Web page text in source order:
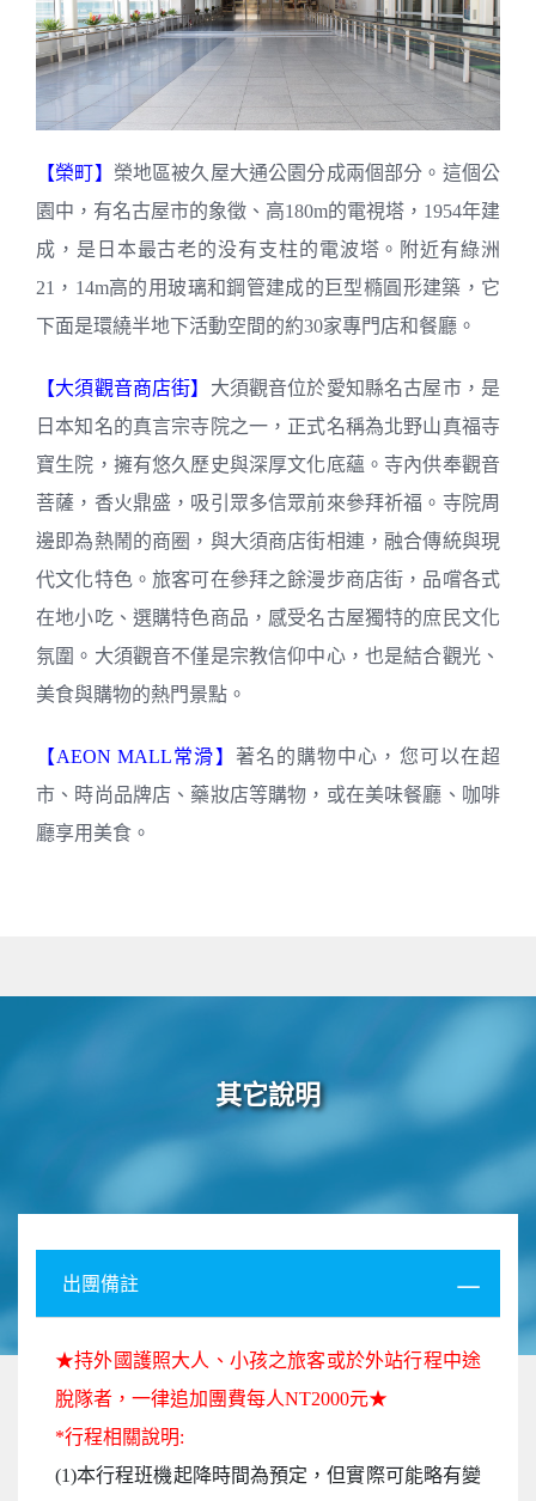
【榮町】 榮地區被久屋大通公園分成兩個部分。這個公
園中，有名古屋市的象徵、高180m的電視塔，1954年建
成，是日本最古老的没有支柱的電波塔。附近有綠洲
21，14m高的用玻璃和鋼管建成的巨型橢圓形建築，它
下面是環繞半地下活動空間的約30家專門店和餐廳。
【大須觀音商店街】 大須觀音位於愛知縣名古屋市，是
日本知名的真言宗寺院之一，正式名稱為北野山真福寺
寶生院，擁有悠久歷史與深厚文化底蘊。寺內供奉觀音
菩薩，香火鼎盛，吸引眾多信眾前來參拜祈福。寺院周
邊即為熱鬧的商圈，與大須商店街相連，融合傳統與現
代文化特色。旅客可在參拜之餘漫步商店街，品嚐各式
在地小吃、選購特色商品，感受名古屋獨特的庶民文化
氛圍。大須觀音不僅是宗教信仰中心，也是結合觀光、
美食與購物的熱門景點。
【AEON MALL常滑】 著名的購物中心，您可以在超
市、時尚品牌店、藥妝店等購物，或在美味餐廳、咖啡
廳享用美食。
其它說明
出團備註
★持外國護照大人、小孩之旅客或於外站行程中途
脫隊者，一律追加團費每人NT2000元★
*行程相關說明:
(1)本行程班機起降時間為預定，但實際可能略有變